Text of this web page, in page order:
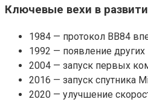
Ключевые вехи в
1984 — протокол BB84
1992 — появление других
2004 — запуск первых
2016 — запуск спутника
2020 — улучшение